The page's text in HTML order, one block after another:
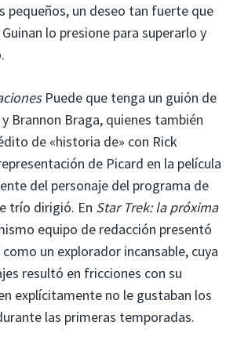
pequeños, un deseo tan fuerte que
lo presione para superarlo y
Puede que tenga un guión de
Brannon Braga, quienes también
de «historia de» con Rick
de Picard en la película
del personaje del programa de
trío dirigió. En Star Trek: la próxima
equipo de redacción presentó
un explorador incansable, cuya
resultó en fricciones con su
explícitamente no le gustaban los
las primeras temporadas.